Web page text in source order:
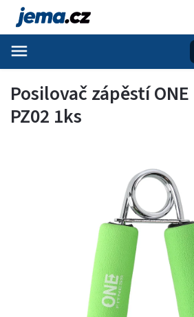
Posilovač zápěstí ONE
PZ02 1ks